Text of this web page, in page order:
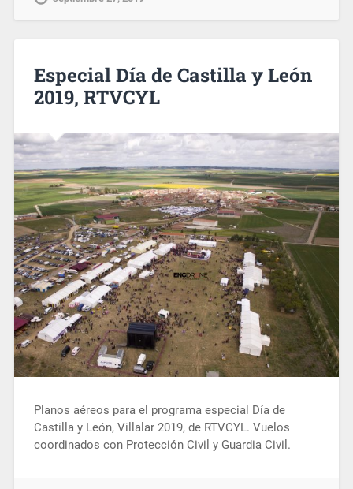
Especial Día de Castilla y León
2019, RTVCYL
Planos aéreos para el programa especial Día de
Castilla y León, Villalar 2019, de RTVCYL. Vuelos
coordinados con Protección Civil y Guardia Civil.